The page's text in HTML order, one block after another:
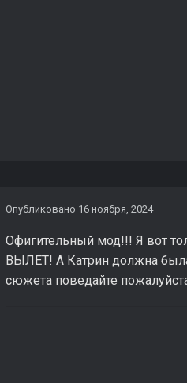
Опубликовано 16 ноября, 2024
Офигительный мод!!! Я вот
ВЫЛЕТ! А Катрин должна
сюжета поведайте